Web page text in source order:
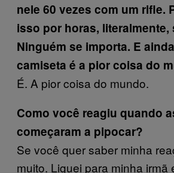
nele 60 vezes com um rifle.
isso por horas, literalmente,
Ninguém se importa. E
camiseta é a pior coisa do
É. A pior coisa do mundo.
Como você reagiu quando
começaram a pipocar?
Se você quer saber minha
muito. Liguei para minha irmã